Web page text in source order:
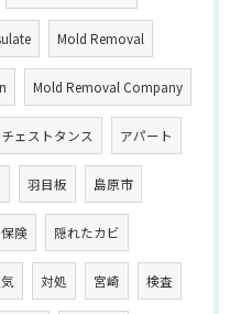
Mold Removal
Mold Removal Company
チェストタンス アパート
羽目板 島原市
険 隠れたカビ
対処 宮崎 検査